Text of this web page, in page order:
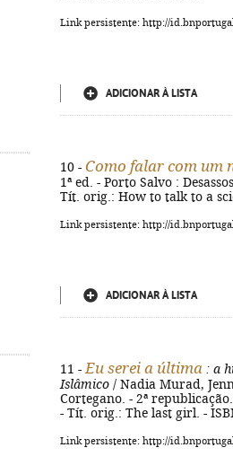
Link persistente: http://
ADICIONAR À LISTA
10 - Como falar com um
1ª ed. - Porto Salvo :
Tít. orig.: How to talk to a
Link persistente: http://
ADICIONAR À LISTA
11 - Eu serei a última : a
Islâmico / Nadia Murad,
Cortegano. - 2ª
- Tít. orig.: The last girl. -
Link persistente: http://